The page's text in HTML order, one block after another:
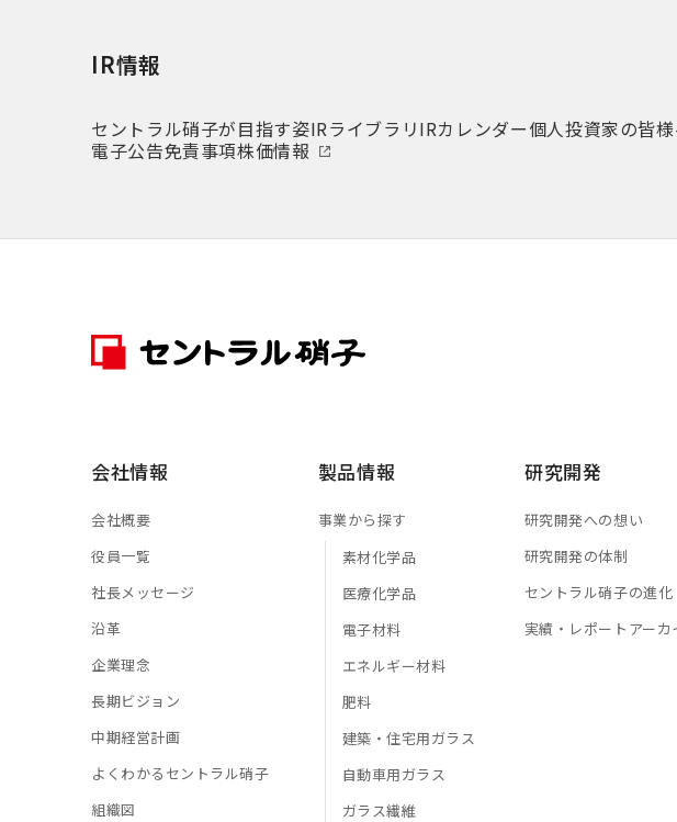
IR情報
セントラル硝子が目指す姿IRライブラリIRカレンダー個人投資家の皆
電子公告免責事項株価情報
会社情報
会社概要
役員一覧
社長メッセージ
沿革
企業理念
長期ビジョン
中期経営計画
よくわかるセントラル硝子
組織図
製品情報
事業から探す
素材化学品
医療化学品
電子材料
エネルギー材料
肥料
建築・住宅用ガラス
自動車用ガラス
ガラス繊維
研究開発
研究開発への想い
研究開発の体制
セントラル硝子の進化
実績・レポートアーカ